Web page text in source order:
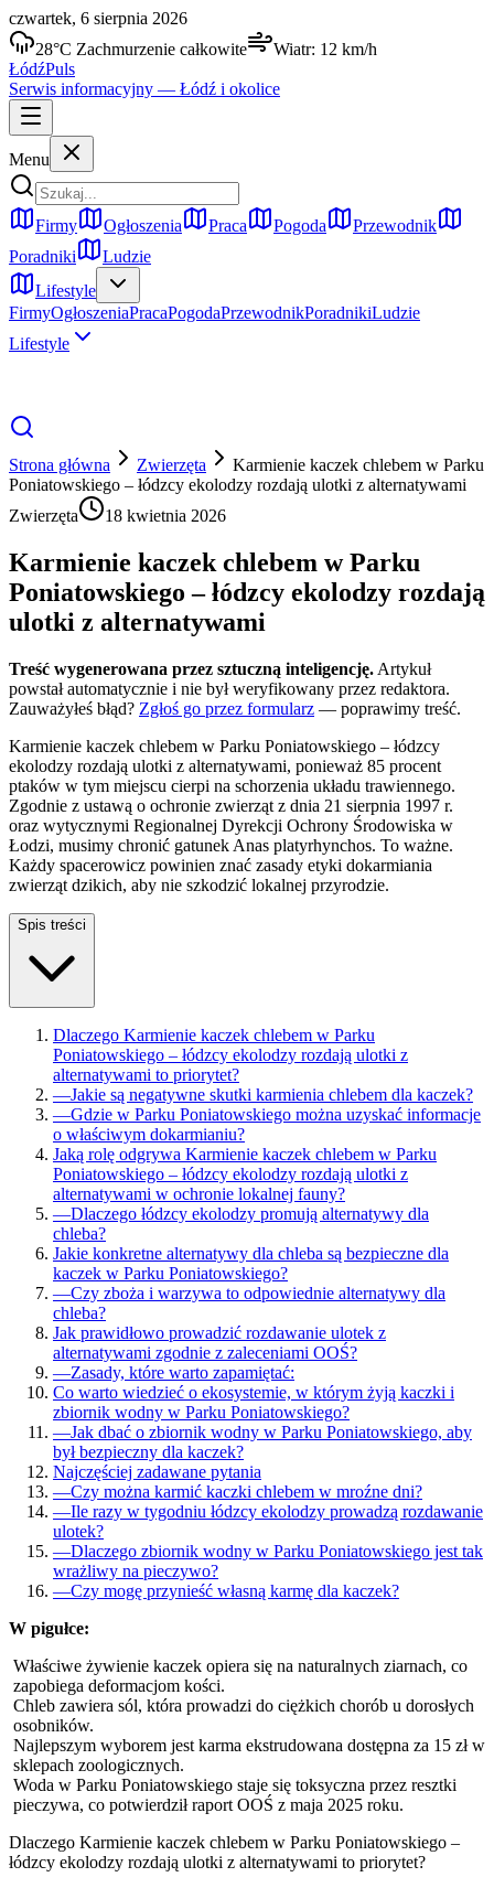
czwartek, 6 sierpnia 2026
28°C Zachmurzenie całkowite Wiatr: 12 km/h
ŁódźPuls
Serwis informacyjny — Łódź i okolice
Menu
Firmy Ogłoszenia Praca Pogoda
Przewodnik
Poradniki
Ludzie
Lifestyle
FirmyOgłoszeniaPracaPogodaPrzewodnikPoradnikiLudzie
Lifestyle
Strona główna Zwierzęta
Karmienie kaczek chlebem w Parku
Poniatowskiego – łódzcy ekolodzy rozdają ulotki z alternatywami
Zwierzęta
18 kwietnia 2026
Karmienie kaczek chlebem w Parku
Poniatowskiego – łódzcy ekolodzy rozdają
ulotki z alternatywami
Treść wygenerowana przez sztuczną inteligencję. Artykuł
powstał automatycznie i nie był weryfikowany przez redaktora.
Zauważyłeś błąd? Zgłoś go przez formularz — poprawimy treść.
Karmienie kaczek chlebem w Parku Poniatowskiego – łódzcy
ekolodzy rozdają ulotki z alternatywami, ponieważ 85 procent
ptaków w tym miejscu cierpi na schorzenia układu trawiennego.
Zgodnie z ustawą o ochronie zwierząt z dnia 21 sierpnia 1997 r.
oraz wytycznymi Regionalnej Dyrekcji Ochrony Środowiska w
Łodzi, musimy chronić gatunek Anas platyrhynchos. To ważne.
Każdy spacerowicz powinien znać zasady etyki dokarmiania
zwierząt dzikich, aby nie szkodzić lokalnej przyrodzie.
Spis treści
Dlaczego Karmienie kaczek chlebem w Parku
Poniatowskiego – łódzcy ekolodzy rozdają ulotki z
alternatywami to priorytet?
—Jakie są negatywne skutki karmienia chlebem dla kaczek?
—Gdzie w Parku Poniatowskiego można uzyskać informacje
o właściwym dokarmianiu?
Jaką rolę odgrywa Karmienie kaczek chlebem w Parku
Poniatowskiego – łódzcy ekolodzy rozdają ulotki z
alternatywami w ochronie lokalnej fauny?
—Dlaczego łódzcy ekolodzy promują alternatywy dla
chleba?
Jakie konkretne alternatywy dla chleba są bezpieczne dla
kaczek w Parku Poniatowskiego?
—Czy zboża i warzywa to odpowiednie alternatywy dla
chleba?
Jak prawidłowo prowadzić rozdawanie ulotek z
alternatywami zgodnie z zaleceniami OOŚ?
—Zasady, które warto zapamiętać:
Co warto wiedzieć o ekosystemie, w którym żyją kaczki i
zbiornik wodny w Parku Poniatowskiego?
—Jak dbać o zbiornik wodny w Parku Poniatowskiego, aby
był bezpieczny dla kaczek?
Najczęściej zadawane pytania
—Czy można karmić kaczki chlebem w mroźne dni?
—Ile razy w tygodniu łódzcy ekolodzy prowadzą rozdawanie
ulotek?
—Dlaczego zbiornik wodny w Parku Poniatowskiego jest tak
wrażliwy na pieczywo?
—Czy mogę przynieść własną karmę dla kaczek?
W pigułce:
Właściwe żywienie kaczek opiera się na naturalnych ziarnach, co
zapobiega deformacjom kości.
Chleb zawiera sól, która prowadzi do ciężkich chorób u dorosłych
osobników.
Najlepszym wyborem jest karma ekstrudowana dostępna za 15 zł w
sklepach zoologicznych.
Woda w Parku Poniatowskiego staje się toksyczna przez resztki
pieczywa, co potwierdził raport OOŚ z maja 2025 roku.
Dlaczego Karmienie kaczek chlebem w Parku Poniatowskiego –
łódzcy ekolodzy rozdają ulotki z alternatywami to priorytet?